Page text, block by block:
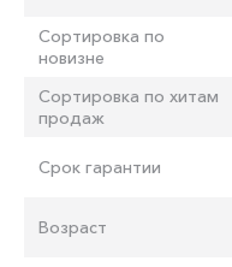
Сортировка по
новизне
Сортировка по хитам
продаж
Срок гарантии
Возраст